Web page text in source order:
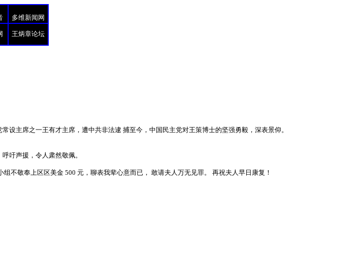
多维新闻网
王炳章论坛
主席之一王有才主席，遭中共非法逮 捕至今，中国民主党对王策博士的坚强勇毅，深表景仰。
吁声援，令人肃然敬佩。
不敬奉上区区美金 500 元，聊表我辈心意而已， 敢请夫人万无见罪。 再祝夫人早日康复！